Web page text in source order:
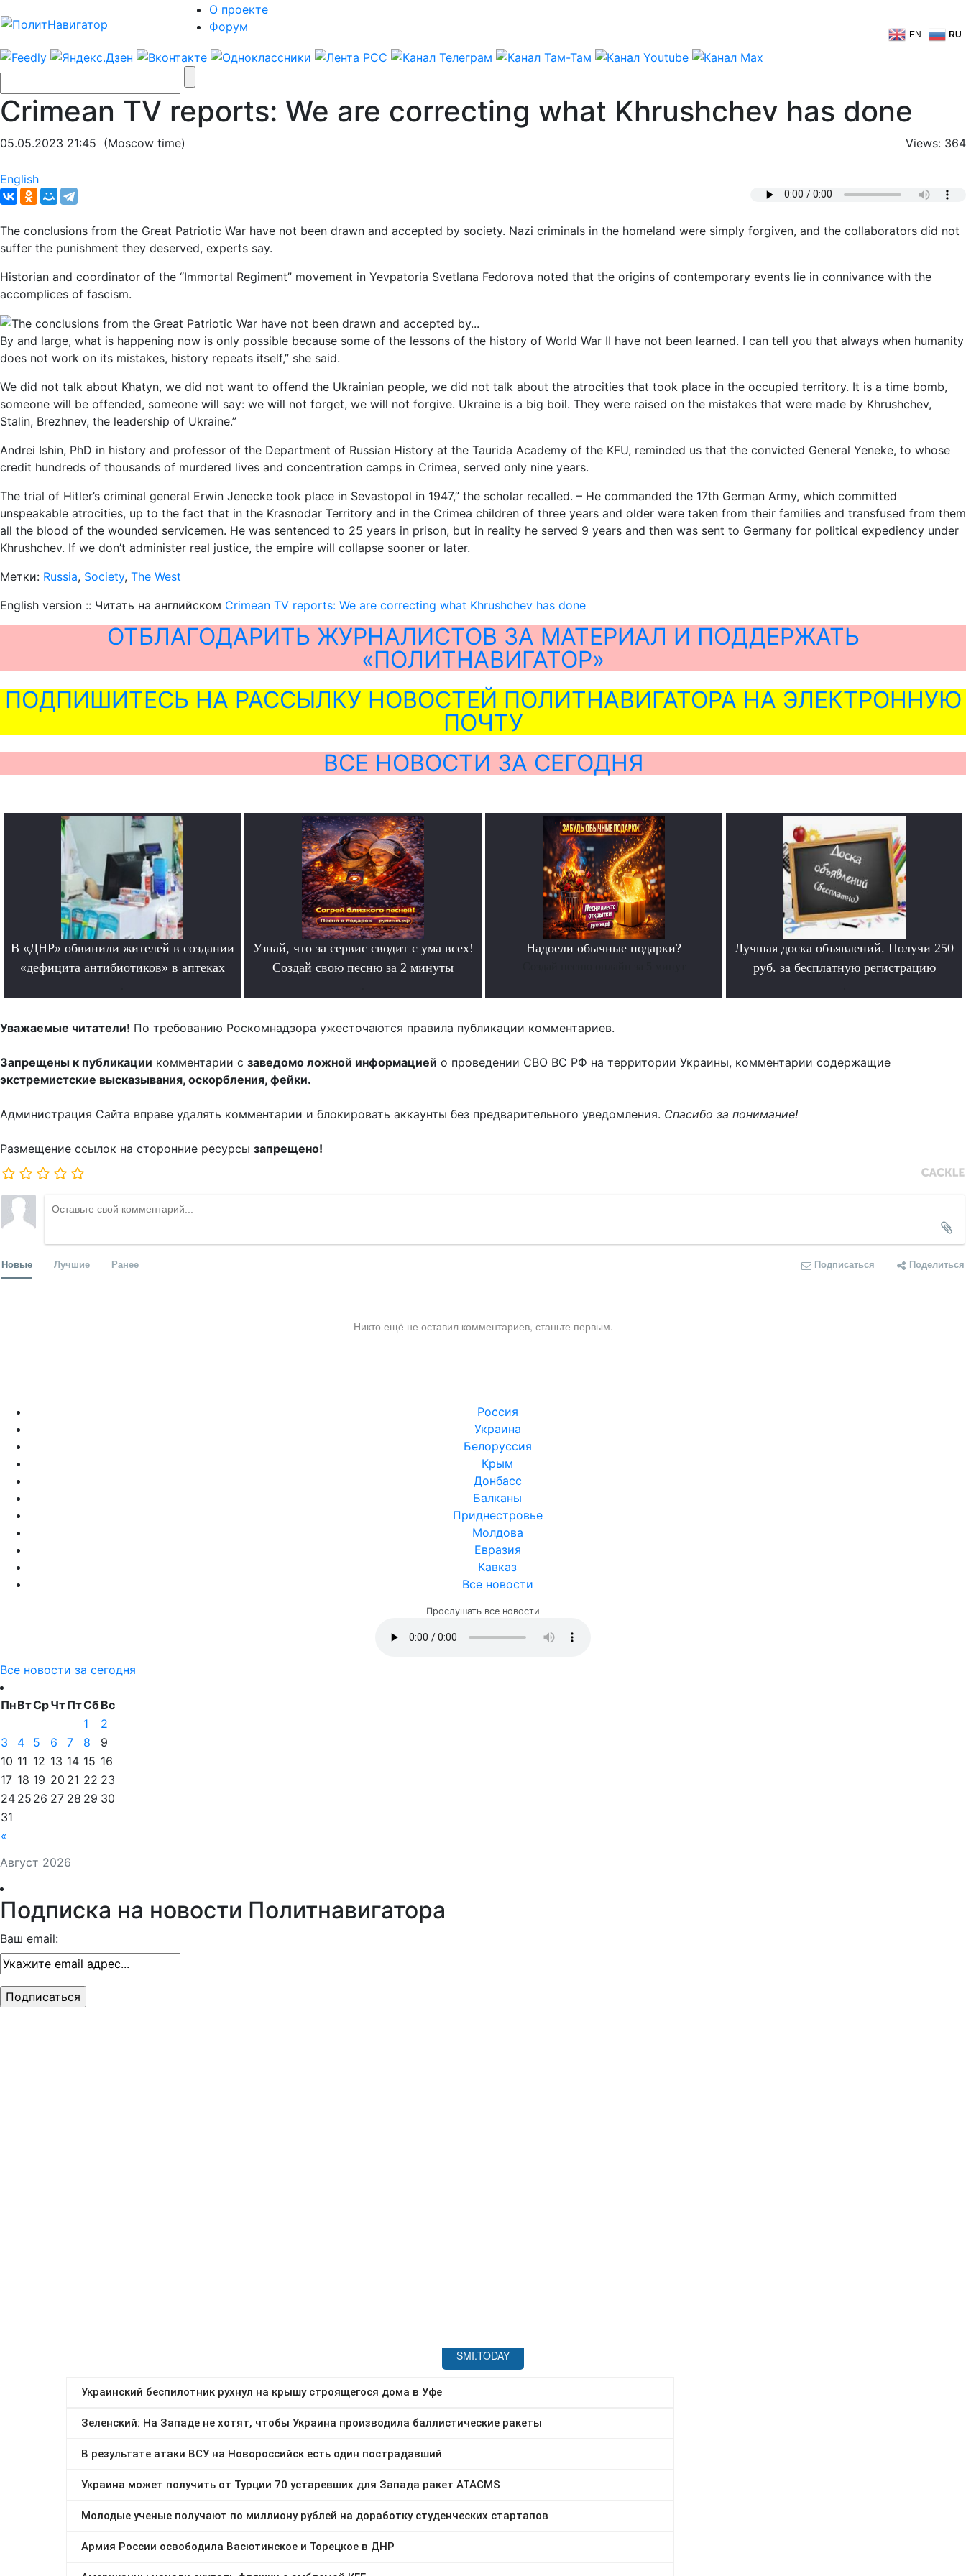
О проекте
Форум
EN RU
Crimean TV reports: We are correcting what Khrushchev has done
05.05.2023 21:45 (Moscow time) Views: 364
English
The conclusions from the Great Patriotic War have not been drawn and accepted by society. Nazi criminals in the homeland were simply forgiven, and the collaborators did not
suffer the punishment they deserved, experts say.
Historian and coordinator of the “Immortal Regiment” movement in Yevpatoria Svetlana Fedorova noted that the origins of contemporary events lie in connivance with the
accomplices of fascism.
By and large, what is happening now is only possible because some of the lessons of the history of World War II have not been learned. I can tell you that always when humanity
does not work on its mistakes, history repeats itself,” she said.
We did not talk about Khatyn, we did not want to offend the Ukrainian people, we did not talk about the atrocities that took place in the occupied territory. It is a time bomb,
someone will be offended, someone will say: we will not forget, we will not forgive. Ukraine is a big boil. They were raised on the mistakes that were made by Khrushchev,
Stalin, Brezhnev, the leadership of Ukraine.”
Andrei Ishin, PhD in history and professor of the Department of Russian History at the Taurida Academy of the KFU, reminded us that the convicted General Yeneke, to whose
credit hundreds of thousands of murdered lives and concentration camps in Crimea, served only nine years.
The trial of Hitler’s criminal general Erwin Jenecke took place in Sevastopol in 1947,” the scholar recalled. – He commanded the 17th German Army, which committed
unspeakable atrocities, up to the fact that in the Krasnodar Territory and in the Crimea children of three years and older were taken from their families and transfused from them
all the blood of the wounded servicemen. He was sentenced to 25 years in prison, but in reality he served 9 years and then was sent to Germany for political expediency under
Khrushchev. If we don’t administer real justice, the empire will collapse sooner or later.
Метки: Russia, Society, The West
English version :: Читать на английском Crimean TV reports: We are correcting what Khrushchev has done
ОТБЛАГОДАРИТЬ ЖУРНАЛИСТОВ ЗА МАТЕРИАЛ И ПОДДЕРЖАТЬ
«ПОЛИТНАВИГАТОР»
ПОДПИШИТЕСЬ НА РАССЫЛКУ НОВОСТЕЙ ПОЛИТНАВИГАТОРА НА ЭЛЕКТРОННУЮ
ПОЧТУ
ВСЕ НОВОСТИ ЗА СЕГОДНЯ
В «ДНР» обвинили жителей в создании
«дефицита антибиотиков» в аптеках
Узнай, что за сервис сводит с ума всех!
Создай свою песню за 2 минуты
Надоели обычные подарки?
Лучшая доска объявлений. Получи 250
руб. за бесплатную регистрацию
Уважаемые читатели! По требованию Роскомнадзора ужесточаются правила публикации комментариев.
Запрещены к публикации комментарии с заведомо ложной информацией о проведении СВО ВС РФ на территории Украины, комментарии содержащие
экстремистские высказывания, оскорбления, фейки.
Администрация Сайта вправе удалять комментарии и блокировать аккаунты без предварительного уведомления. Спасибо за понимание!
Размещение ссылок на сторонние ресурсы запрещено!
Новые Лучшие Ранее Подписаться Поделиться
Никто ещё не оставил комментариев, станьте первым.
Россия
Украина
Белоруссия
Крым
Донбасс
Балканы
Приднестровье
Молдова
Евразия
Кавказ
Все новости
Прослушать все новости
Все новости за сегодня
Август 2026
ПнВтСрЧтПтСбВс
«
1
2
3
4 5 6 7 8
9
10 11 12 13 14 15 16
17 18 19 20 21 22 23
24 25 26 27 28 29 30
31
Подписка на новости Политнавигатора
Ваш email: